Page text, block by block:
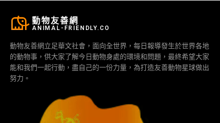
動物友善網
ANIMAL-FRIENDLY.CO
動物友善網立足華文社會，面向全世界，每日報導發生於世界各地
的動物事，供大家了解今日動物身處的環境和問題，最終希望大家
能和我們一起行動，盡自己的一份力量，為打造友善動物星球做出
努力。